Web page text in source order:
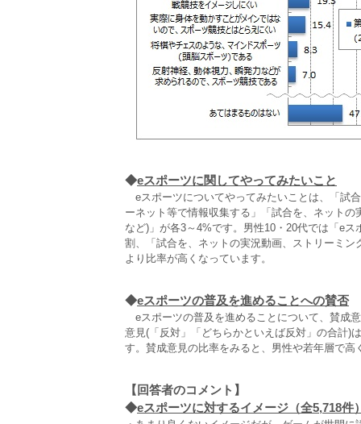
◆eスポーツに関してやってみたいこと
eスポーツについてやってみたいことは、「試
ーネット等で情報収集する」「試合を、ネット
など)」が各3～4%です。男性10・20代では「e
割、「試合を、ネットの実況動画、ストリーミ
より比率が高くなっています。
◆eスポーツの普及を進めることへの賛否
eスポーツの普及を進めることについて、賛成
意見(「反対」「どちらかといえば反対」の合計)
す。賛成意見の比率をみると、男性や若年層で
【回答者のコメント】
◆eスポーツに対するイメージ（全5,718件